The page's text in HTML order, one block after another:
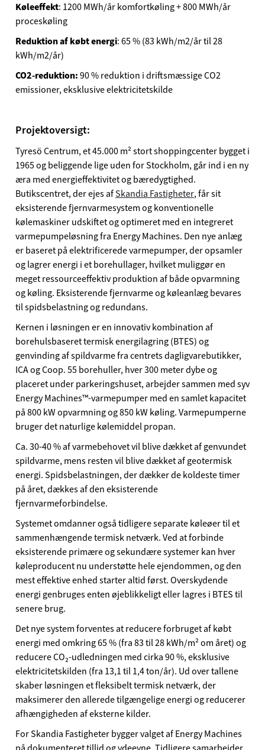
Køleeffekt: 1200 MWh/år komfortkøling + 800 MWh/år
proceskøling
Reduktion af købt energi: 65 % (83 kWh/m2/år til 28
kWh/m2/år)
CO2-reduktion:90 % reduktion i driftsmæssigeCO2
emissioner, eksklusive elektricitetskilde
Projektoversigt:
Tyresö Centrum, et 45.000 m² stort shoppingcenter bygget i
1965 og beliggende lige uden for Stockholm, går ind i en ny
æra med energieffektivitet og bæredygtighed.
Butikscentret, der ejes afSkandia Fastigheter, får sit
eksisterende fjernvarmesystem og konventionelle
kølemaskiner udskiftet og optimeret med en integreret
varmepumpeløsning fra Energy Machines. Den nye anlæg
er baseret på elektrificerede varmepumper, der opsamler
og lagrer energi i et borehullager, hvilket muliggør en
meget ressourceeffektiv produktion af både opvarmning
og køling. Eksisterende fjernvarme og køleanlæg bevares
til spidsbelastning og redundans.
Kernen i løsningen er en innovativ kombination af
borehulsbaseret termisk energilagring (BTES) og
genvinding af spildvarme fra centrets dagligvarebutikker,
ICA og Coop. 55 borehuller, hver 300 meter dybe og
placeret under parkeringshuset, arbejder sammen med syv
Energy Machines™-varmepumper med en samlet kapacitet
på 800 kW opvarmning og 850 kW køling. Varmepumperne
bruger det naturlige kølemiddel propan.
Ca. 30-40 % af varmebehovet vil blive dækket af genvundet
spildvarme, mens resten vil blive dækket af geotermisk
energi. Spidsbelastningen, der dækker de koldeste timer
på året, dækkes af den eksisterende
fjernvarmeforbindelse.
Systemet omdanner også tidligere separate køleøer til et
sammenhængende termisk netværk. Ved at forbinde
eksisterende primære og sekundære systemer kan hver
køleproducent nu understøtte hele ejendommen, og den
mest effektive enhed starter altid først. Overskydende
energi genbruges enten øjeblikkeligt eller lagres i BTES til
senere brug.
Det nye system forventes at reducere forbruget af købt
energi med omkring 65 % (fra 83 til 28 kWh/m² om året) og
reducere CO₂-udledningen med cirka 90 %, eksklusive
elektricitetskilden (fra 13,1 til 1,4 ton/år). Ud over tallene
skaber løsningen et fleksibelt termisk netværk, der
maksimerer den allerede tilgængelige energi og reducerer
afhængigheden af eksterne kilder.
For Skandia Fastigheter bygger valget af Energy Machines